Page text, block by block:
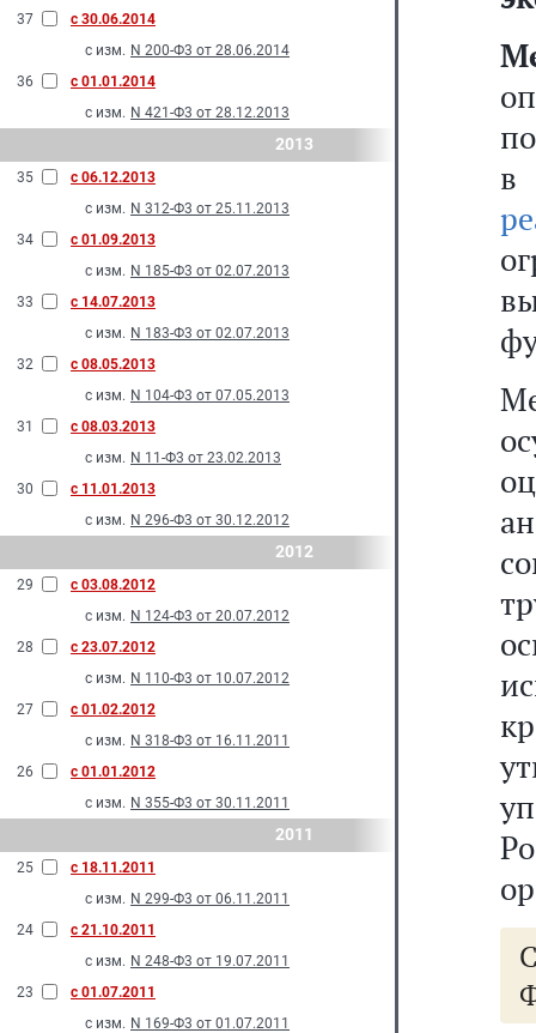
37
с 30.06.2014
с изм. N 200-Ф3 от 28.06.2014
36
с 01.01.2014
с изм. N 421-Ф3 от 28.12.2013
2013
35
с 06.12.2013
с изм. N 312-Ф3 от 25.11.2013
34
с 01.09.2013
с изм. N 185-Ф3 от 02.07.2013
33
с 14.07.2013
с изм. N 183-Ф3 от 02.07.2013
32
с 08.05.2013
с изм. N 104-Ф3 от 07.05.2013
31
с 08.03.2013
с изм. N 11-Ф3 от 23.02.2013
30
с 11.01.2013
с изм. N 296-Ф3 от 30.12.2012
2012
29
с 03.08.2012
с изм. N 124-Ф3 от 20.07.2012
28
с 23.07.2012
с изм. N 110-Ф3 от 10.07.2012
27
с 01.02.2012
с изм. N 318-Ф3 от 16.11.2011
26
с 01.01.2012
с изм. N 355-Ф3 от 30.11.2011
2011
25
с 18.11.2011
с изм. N 299-Ф3 от 06.11.2011
24
с 21.10.2011
с изм. N 248-Ф3 от 19.07.2011
23
с 01.07.2011
с изм. N 169-Ф3 от 01.07.2011
в